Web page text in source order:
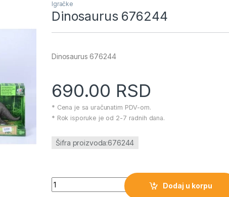
Igračke
Dinosaurus 676244
Dinosaurus 676244
690.00 RSD
* Cena je sa uračunatim PDV-om.
* Rok isporuke je od 2-7 radnih dana.
Šifra proizvoda:676244
Dinosaurus 676244 količina
Dodaj u korpu